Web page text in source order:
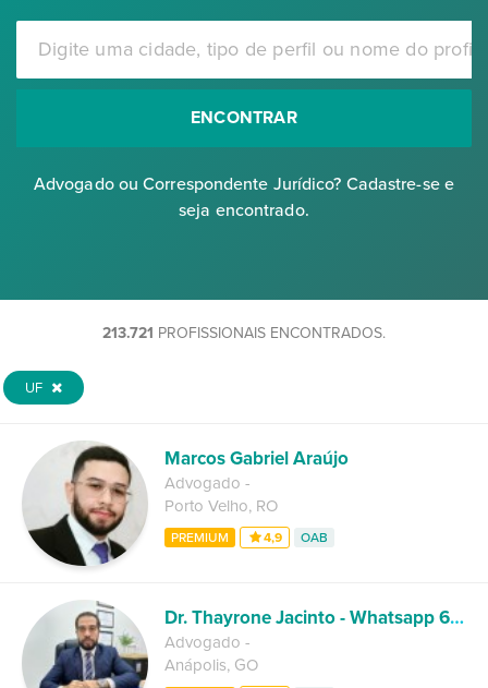
ENCONTRAR
Advogado ou Correspondente Jurídico? Cadastre-se e
seja encontrado.
213.721 PROFISSIONAIS ENCONTRADOS.
UF
Marcos Gabriel Araújo
Advogado -
Porto Velho, RO
PREMIUM 4,9 OAB
Dr. Thayrone Jacinto - Whatsapp 62 99370-7333.
Advogado -
Anápolis, GO